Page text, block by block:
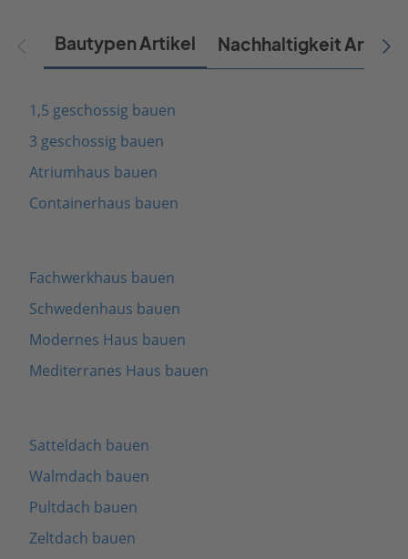
Bautypen Artikel Nachhaltigkeit Artikel
1,5 geschossig bauen
3 geschossig bauen
Atriumhaus bauen
Containerhaus bauen
Fachwerkhaus bauen
Schwedenhaus bauen
Modernes Haus bauen
Mediterranes Haus bauen
Satteldach bauen
Walmdach bauen
Pultdach bauen
Zeltdach bauen